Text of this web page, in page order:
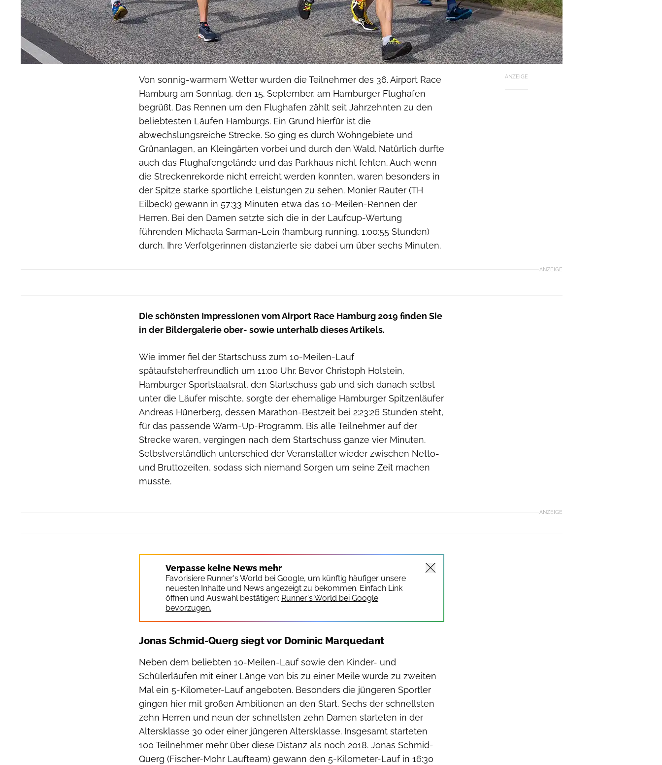
ANZEIGE
Von sonnig-warmem Wetter wurden die Teilnehmer des 36. Airport Race
Hamburg am Sonntag, den 15. September, am Hamburger Flughafen
begrüßt. Das Rennen um den Flughafen zählt seit Jahrzehnten zu den
beliebtesten Läufen Hamburgs. Ein Grund hierfür ist die
abwechslungsreiche Strecke. So ging es durch Wohngebiete und
Grünanlagen, an Kleingärten vorbei und durch den Wald. Natürlich durfte
auch das Flughafengelände und das Parkhaus nicht fehlen. Auch wenn
die Streckenrekorde nicht erreicht werden konnten, waren besonders in
der Spitze starke sportliche Leistungen zu sehen. Monier Rauter (TH
Eilbeck) gewann in 57:33 Minuten etwa das 10-Meilen-Rennen der
Herren. Bei den Damen setzte sich die in der Laufcup-Wertung
führenden Michaela Sarman-Lein (hamburg running, 1:00:55 Stunden)
durch. Ihre Verfolgerinnen distanzierte sie dabei um über sechs Minuten.
ANZEIGE
Die schönsten Impressionen vom Airport Race Hamburg 2019 finden Sie
in der Bildergalerie ober- sowie unterhalb dieses Artikels.
Wie immer fiel der Startschuss zum 10-Meilen-Lauf
spätaufsteherfreundlich um 11:00 Uhr. Bevor Christoph Holstein,
Hamburger Sportstaatsrat, den Startschuss gab und sich danach selbst
unter die Läufer mischte, sorgte der ehemalige Hamburger Spitzenläufer
Andreas Hünerberg, dessen Marathon-Bestzeit bei 2:23:26 Stunden steht,
für das passende Warm-Up-Programm. Bis alle Teilnehmer auf der
Strecke waren, vergingen nach dem Startschuss ganze vier Minuten.
Selbstverständlich unterschied der Veranstalter wieder zwischen Netto-
und Bruttozeiten, sodass sich niemand Sorgen um seine Zeit machen
musste.
ANZEIGE
Verpasse keine News mehr
Favorisiere Runner's World bei Google, um künftig häufiger unsere
neuesten Inhalte und News angezeigt zu bekommen. Einfach Link
öffnen und Auswahl bestätigen: Runner's World bei Google
bevorzugen.
Jonas Schmid-Querg siegt vor Dominic Marquedant
Neben dem beliebten 10-Meilen-Lauf sowie den Kinder- und
Schülerläufen mit einer Länge von bis zu einer Meile wurde zu zweiten
Mal ein 5-Kilometer-Lauf angeboten. Besonders die jüngeren Sportler
gingen hier mit großen Ambitionen an den Start. Sechs der schnellsten
zehn Herren und neun der schnellsten zehn Damen starteten in der
Altersklasse 30 oder einer jüngeren Altersklasse. Insgesamt starteten
100 Teilnehmer mehr über diese Distanz als noch 2018. Jonas Schmid-
Querg (Fischer-Mohr Laufteam) gewann den 5-Kilometer-Lauf in 16:30